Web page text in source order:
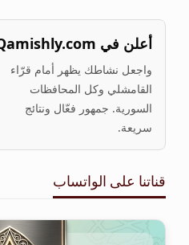
أعلن في Qamishly.com
واجعل نشاطك يظهر أمام قرّاء
القامشلي وكل المحافظات
السورية. جمهور فعّال ونتائج
سريعة.
قناتنا على الواتساب